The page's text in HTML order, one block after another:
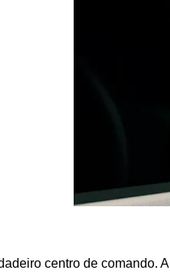
centro de comando.